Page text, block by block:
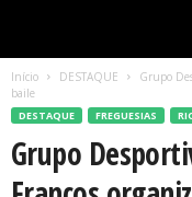
Início DESTAQUE
Grupo
baile
DESTAQUE FREGUESIAS
Grupo